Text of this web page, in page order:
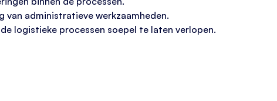
van administratieve werkzaamheden.
logistieke processen soepel te laten verlopen.